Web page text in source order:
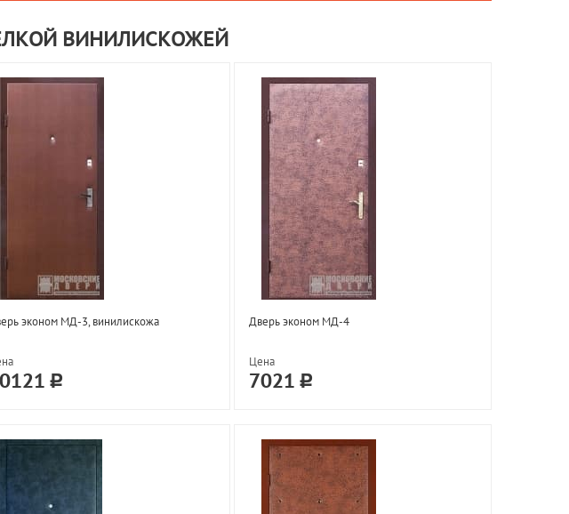
ВИНИЛИСКОЖЕЙ
эконом МД-3, винилискожа Дверь эконом МД-4
Цена
7021